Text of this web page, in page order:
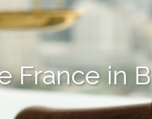
France in